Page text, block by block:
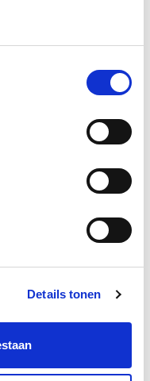
Details tonen
klas
en